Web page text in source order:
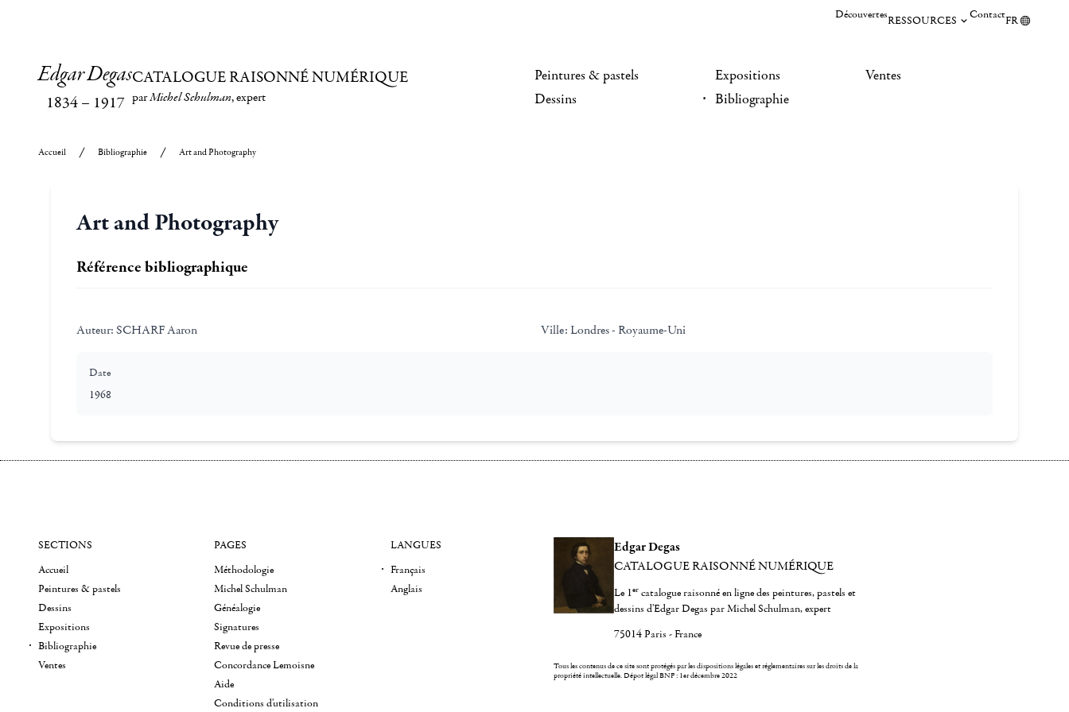
DécouvertesRESSOURCES ContactFR
Edgar Degas
1834– 1917
CATALOGUE RAISONNÉ NUMÉRIQUE
parMichel Schulman, expert
Peintures & pastels
Dessins
Expositions
Bibliographie
Ventes
Accueil Bibliographie Art and Photography
Art and Photography
Référence bibliographique
Auteur: SCHARF Aaron Ville: Londres - Royaume-Uni
Date
1968
Edgar Degas
CATALOGUE RAISONNÉ NUMÉRIQUE
Le 1er catalogue raisonné en ligne des peintures, pastels et
dessins d'Edgar Degas par Michel Schulman, expert
75014 Paris - France
Tous les contenus de ce site sont protégés par les dispositions légales et réglementaires sur les droits de la
propriété intellectuelle.Dépot légal BNF : 1er décembre 2022
SECTIONS
Accueil
Peintures & pastels
Dessins
Expositions
Bibliographie
Ventes
PAGES
Méthodologie
Michel Schulman
Généalogie
Signatures
Revue de presse
Concordance Lemoisne
Aide
Conditions d'utilisation
LANGUES
Français
Anglais